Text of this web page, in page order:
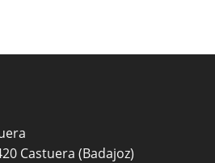
Castuera (Badajoz)